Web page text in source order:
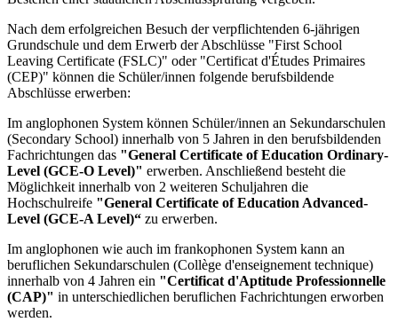
Nach dem erfolgreichen Besuch der verpflichtenden 6-jährigen
Grundschule und dem Erwerb der Abschlüsse "First School
Leaving Certificate (FSLC)" oder "Certificat d'Études Primaires
(CEP)" können die Schüler/innen folgende berufsbildende
Abschlüsse erwerben:
Im anglophonen System können Schüler/innen an Sekundarschulen
(Secondary School) innerhalb von 5 Jahren in den berufsbildenden
Fachrichtungen das "General Certificate of Education Ordinary-
Level (GCE-O Level)" erwerben. Anschließend besteht die
Möglichkeit innerhalb von 2 weiteren Schuljahren die
Hochschulreife "General Certificate of Education Advanced-
Level (GCE-A Level)“ zu erwerben.
Im anglophonen wie auch im frankophonen System kann an
beruflichen Sekundarschulen (Collège d'enseignement technique)
innerhalb von 4 Jahren ein "Certificat d'Aptitude Professionnelle
(CAP)" in unterschiedlichen beruflichen Fachrichtungen erworben
werden.